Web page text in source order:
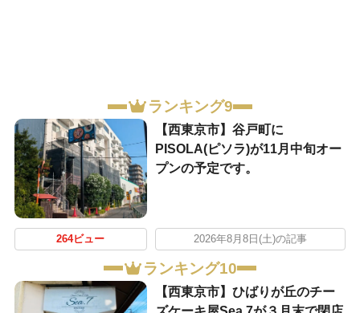
ランキング9
【西東京市】谷戸町に
PISOLA(ピソラ)が11月中旬オー
プンの予定です。
264ビュー 2026年8月8日(土)の記事
ランキング10
【西東京市】ひばりが丘のチー